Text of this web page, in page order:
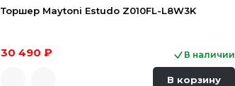
Торшер Maytoni Estudo Z010FL-L8W3K
30 490 ₽ В наличии
В корзину